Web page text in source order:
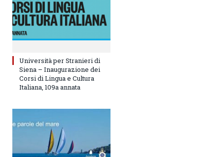
Università per Stranieri di
Siena – Inaugurazione dei
Corsi di Lingua e Cultura
Italiana, 109a annata